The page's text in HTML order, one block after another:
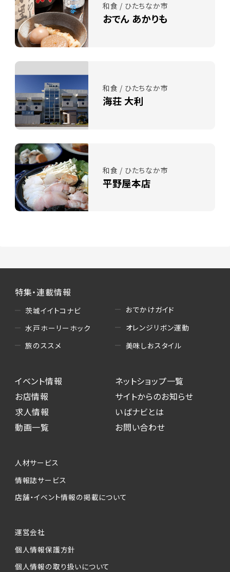
和食 / ひたちなか市
おでん あかりも
和食 / ひたちなか市
海荘 大利
和食 / ひたちなか市
平野屋本店
特集・連載情報
茨城イイトコナビ
水戸ホーリーホック
旅のススメ
おでかけガイド
オレンジリボン運動
美味しおスタイル
イベント情報
お店情報
求人情報
動画一覧
ネットショップ一覧
サイトからのお知らせ
いばナビとは
お問い合わせ
人材サービス
情報誌サービス
店舗・イベント情報の掲載について
運営会社
個人情報保護方針
個人情報の取り扱いについて